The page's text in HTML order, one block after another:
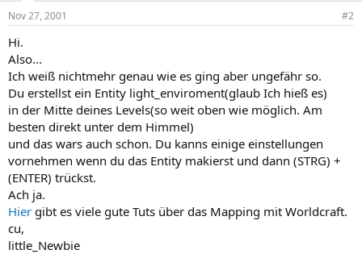
Nov 27, 2001 #2
Hi.
Also...
Ich weiß nichtmehr genau wie es ging aber ungefähr so.
Du erstellst ein Entity light_enviroment(glaub Ich hieß es)
in der Mitte deines Levels(so weit oben wie möglich. Am
besten direkt unter dem Himmel)
und das wars auch schon. Du kanns einige einstellungen
vornehmen wenn du das Entity makierst und dann (STRG) +
(ENTER) trückst.
Ach ja.
Hier gibt es viele gute Tuts über das Mapping mit Worldcraft.
cu,
little_Newbie